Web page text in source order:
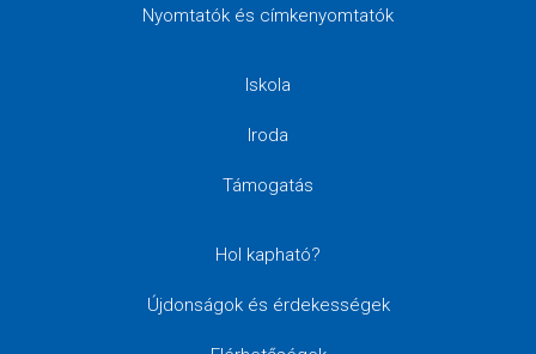
Nyomtatók és címkenyomtatók
Iskola
Iroda
Támogatás
Hol kapható?
Újdonságok és érdekességek